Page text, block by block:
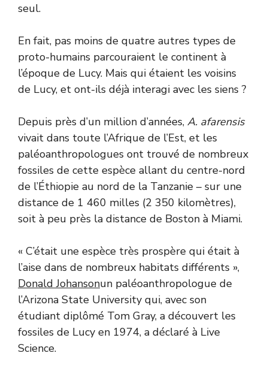
seul.
En fait, pas moins de quatre autres types de
proto-humains parcouraient le continent à
l’époque de Lucy. Mais qui étaient les voisins
de Lucy, et ont-ils déjà interagi avec les siens ?
Depuis près d’un million d’années, A. afarensis
vivait dans toute l’Afrique de l’Est, et les
paléoanthropologues ont trouvé de nombreux
fossiles de cette espèce allant du centre-nord
de l’Éthiopie au nord de la Tanzanie – sur une
distance de 1 460 milles (2 350 kilomètres),
soit à peu près la distance de Boston à Miami.
« C’était une espèce très prospère qui était à
l’aise dans de nombreux habitats différents »,
Donald Johansonun paléoanthropologue de
l’Arizona State University qui, avec son
étudiant diplômé Tom Gray, a découvert les
fossiles de Lucy en 1974, a déclaré à Live
Science.